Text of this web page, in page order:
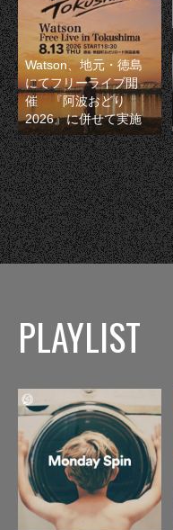
Watson、地元・徳島
にてフリーライブ開
催 『阿波おどり
2026』に併せて実施
PLAYLIST